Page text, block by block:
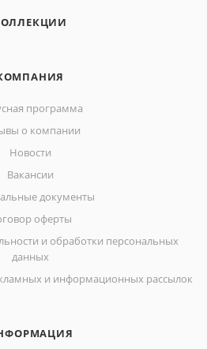
программа
о компании
Новости
Вакансии
документы
оферты
и обработки персональных
данных
и информационных рассылок